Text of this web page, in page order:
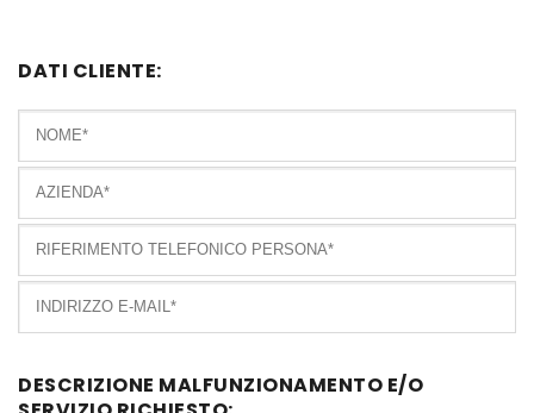
DATI CLIENTE:
DESCRIZIONE MALFUNZIONAMENTO E/O